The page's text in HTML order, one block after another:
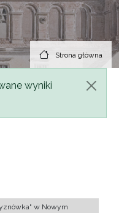
Strona główna
wyniki
w Nowym